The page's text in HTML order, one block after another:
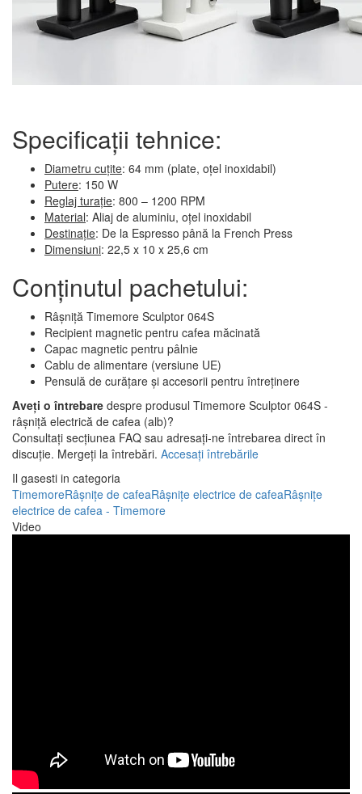
Specificații tehnice:
Diametru cuțite: 64 mm (plate, oțel inoxidabil)
Putere: 150 W
Reglaj turație: 800 – 1200 RPM
Material: Aliaj de aluminiu, oțel inoxidabil
Destinație: De la Espresso până la French Press
Dimensiuni: 22,5 x 10 x 25,6 cm
Conținutul pachetului:
Râșniță Timemore Sculptor 064S
Recipient magnetic pentru cafea măcinată
Capac magnetic pentru pâlnie
Cablu de alimentare (versiune UE)
Pensulă de curățare și accesorii pentru întreținere
Aveți o întrebare despre produsul Timemore Sculptor 064S -
râșniță electrică de cafea (alb)?
Consultați secțiunea FAQ sau adresați-ne întrebarea direct în
discuție. Mergeți la întrebări. Accesați întrebările
Il gasesti in categoria
TimemoreRâșnițe de cafeaRâșnițe electrice de cafeaRâșnițe
electrice de cafea - Timemore
Video